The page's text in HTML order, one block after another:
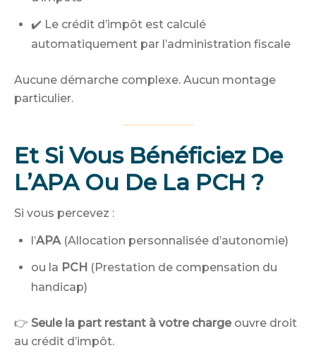
✔️ Le crédit d’impôt est calculé
automatiquement par l’administration fiscale
Aucune démarche complexe. Aucun montage
particulier.
Et Si Vous Bénéficiez De
L’APA Ou De La PCH ?
Si vous percevez :
l’APA(Allocation personnalisée d’autonomie)
ou la PCH (Prestation de compensation du
handicap)
👉 Seule la part restant à votre chargeouvre droit
au crédit d’impôt.